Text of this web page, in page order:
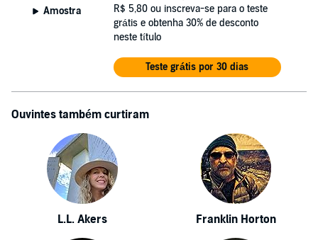
Amostra R$ 5,80 ou inscreva-se para o teste
grátis e obtenha 30% de desconto
neste título
Teste grátis por 30 dias
Ouvintes também curtiram
L.L. Akers Franklin Horton